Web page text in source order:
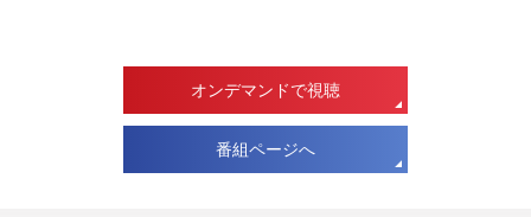
オンデマンドで視聴
番組ページへ